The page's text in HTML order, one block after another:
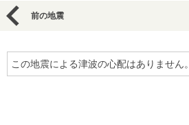
前の地震
この地震による津波の心配はありません。